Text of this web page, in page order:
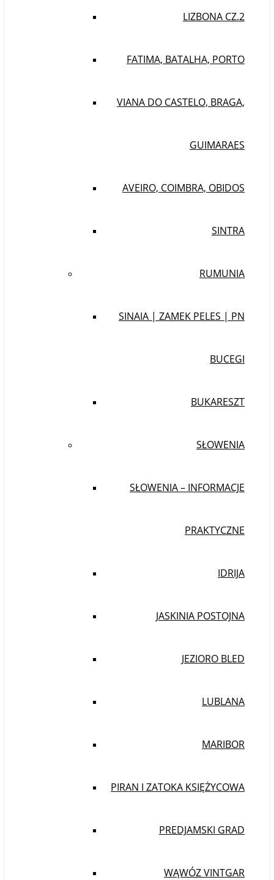
LIZBONA CZ.2
FATIMA, BATALHA, PORTO
VIANA DO CASTELO, BRAGA,
GUIMARAES
AVEIRO, COIMBRA, OBIDOS
SINTRA
RUMUNIA
SINAIA | ZAMEK PELES | PN
BUCEGI
BUKARESZT
SŁOWENIA
SŁOWENIA – INFORMACJE
PRAKTYCZNE
IDRIJA
JASKINIA POSTOJNA
JEZIORO BLED
LUBLANA
MARIBOR
PIRAN I ZATOKA KSIĘŻYCOWA
PREDJAMSKI GRAD
WĄWÓZ VINTGAR